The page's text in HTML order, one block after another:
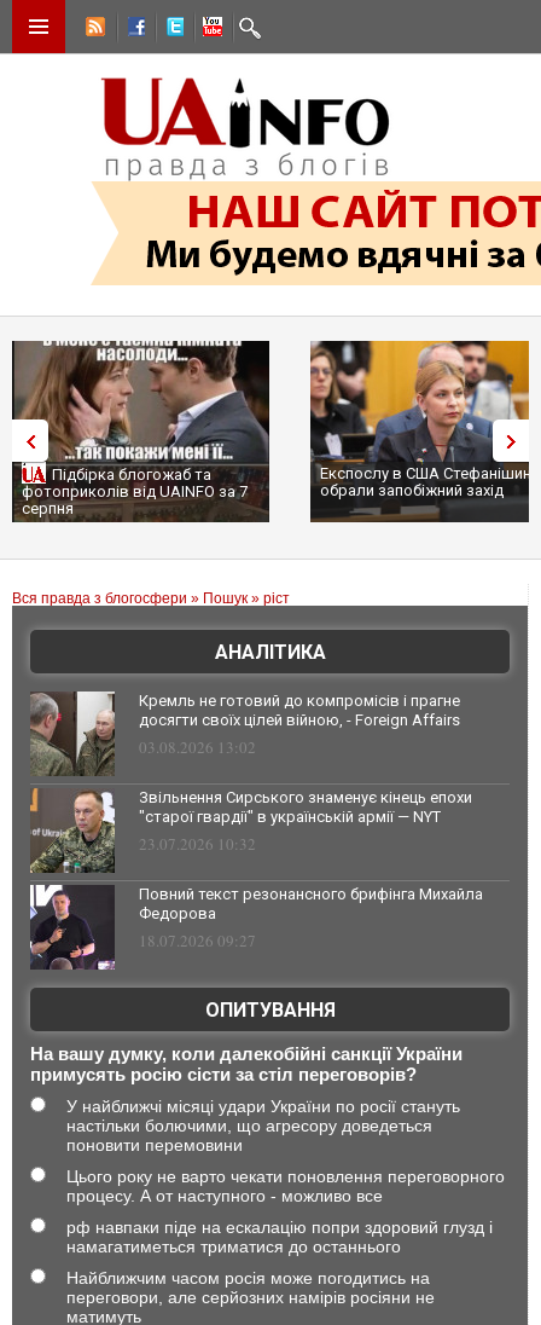
Підбірка блогожаб та
фотоприколів від UAINFO за 7
серпня
Експослу в США
обрали запобіжний захід
Вся правда з блогосфери » Пошук » ріст
АНАЛІТИКА
Кремль не готовий до компромісів і прагне
досягти своїх цілей війною, - Foreign Affairs
03.08.2026 13:02
Звільнення Сирського знаменує кінець епохи
"старої гвардії" в українській армії — NYT
23.07.2026 10:32
Повний текст резонансного брифінга Михайла
Федорова
18.07.2026 09:27
ОПИТУВАННЯ
На вашу думку, коли далекобійні санкції України
примусять росію сісти за стіл переговорів?
У найближчі місяці удари України по росії стануть
настільки болючими, що агресору доведеться
поновити перемовини
Цього року не варто чекати поновлення переговорного
процесу. А от наступного - можливо все
рф навпаки піде на ескалацію попри здоровий глузд і
намагатиметься триматися до останнього
Найближчим часом росія може погодитись на
переговори, але серйозних намірів росіяни не
матимуть